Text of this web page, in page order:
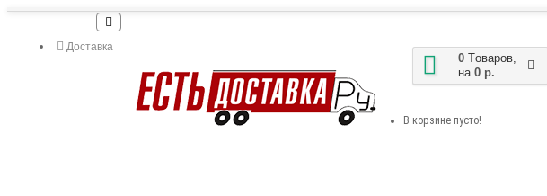
Доставка
0 Tоваров,
на 0 р.
В корзине пусто!